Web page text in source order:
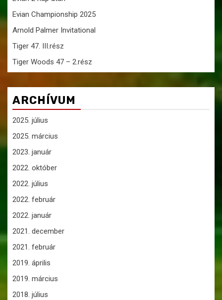
Evian Championship 2025
Arnold Palmer Invitational
Tiger 47. III.rész
Tiger Woods 47 – 2.rész
ARCHÍVUM
2025. július
2025. március
2023. január
2022. október
2022. július
2022. február
2022. január
2021. december
2021. február
2019. április
2019. március
2018. július